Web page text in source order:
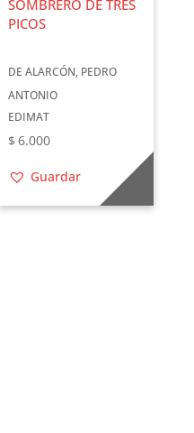
SOMBRERO DE TRES
PICOS
DE ALARCÓN, PEDRO
ANTONIO
EDIMAT
$ 6.000
Guardar